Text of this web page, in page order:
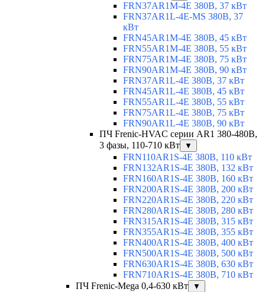
FRN37AR1M-4E 380В, 37 кВт
FRN37AR1L-4E-MS 380В, 37
кВт
FRN45AR1M-4E 380В, 45 кВт
FRN55AR1M-4E 380В, 55 кВт
FRN75AR1M-4E 380В, 75 кВт
FRN90AR1M-4E 380В, 90 кВт
FRN37AR1L-4E 380В, 37 кВт
FRN45AR1L-4E 380В, 45 кВт
FRN55AR1L-4E 380В, 55 кВт
FRN75AR1L-4E 380В, 75 кВт
FRN90AR1L-4E 380В, 90 кВт
ПЧ Frenic-HVAC серии AR1 380-480В,
3 фазы, 110-710 кВт
▼
FRN110AR1S-4E 380В, 110 кВт
FRN132AR1S-4E 380В, 132 кВт
FRN160AR1S-4E 380В, 160 кВт
FRN200AR1S-4E 380В, 200 кВт
FRN220AR1S-4E 380В, 220 кВт
FRN280AR1S-4E 380В, 280 кВт
FRN315AR1S-4E 380В, 315 кВт
FRN355AR1S-4E 380В, 355 кВт
FRN400AR1S-4E 380В, 400 кВт
FRN500AR1S-4E 380В, 500 кВт
FRN630AR1S-4E 380В, 630 кВт
FRN710AR1S-4E 380В, 710 кВт
ПЧ Frenic-Mega 0,4-630 кВт
▼